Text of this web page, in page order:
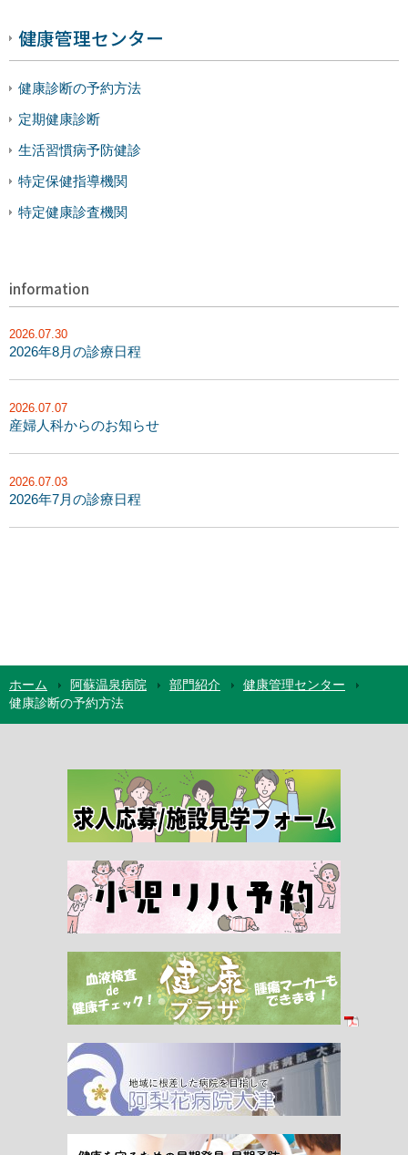
健康管理センター
健康診断の予約方法
定期健康診断
生活習慣病予防健診
特定保健指導機関
特定健康診査機関
information
2026.07.30
2026年8月の診療日程
2026.07.07
産婦人科からのお知らせ
2026.07.03
2026年7月の診療日程
ホーム 阿蘇温泉病院 部門紹介
健康管理センター
健康診断の予約方法